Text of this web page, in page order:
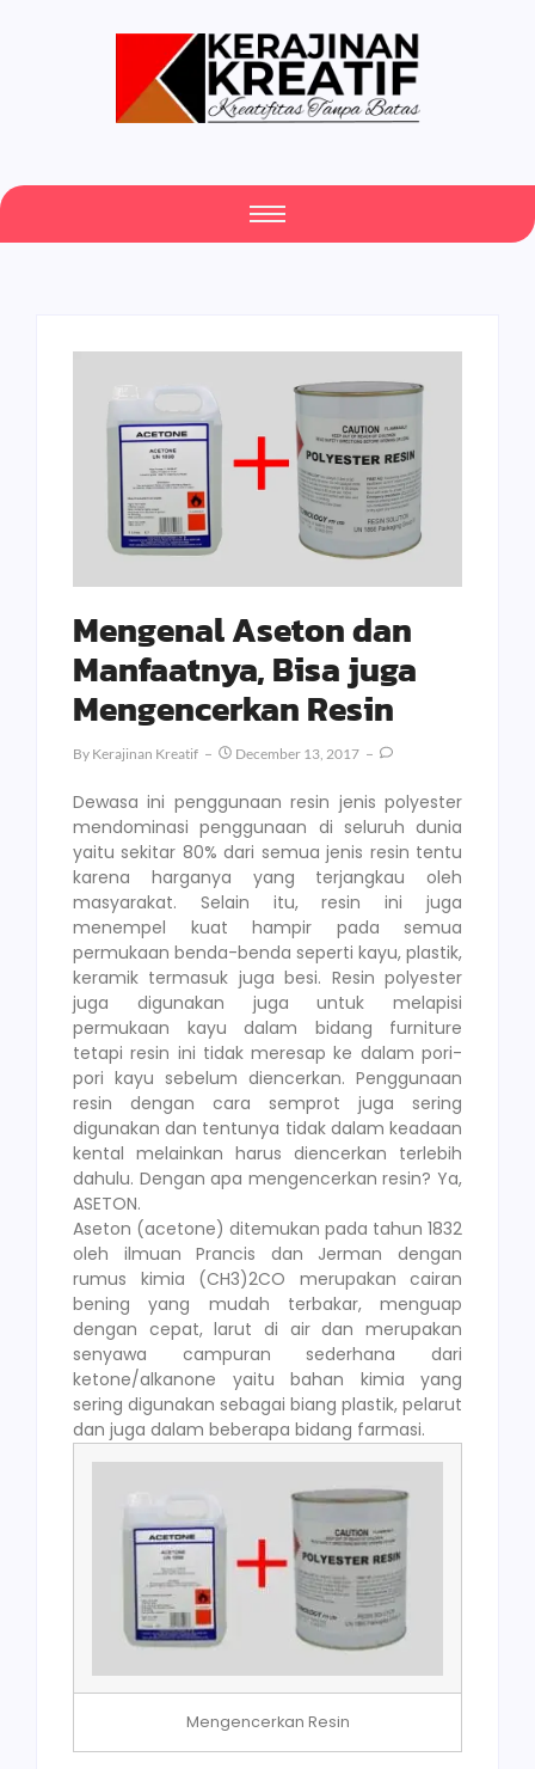
Mengenal Aseton dan
Manfaatnya, Bisa juga
Mengencerkan Resin
By Kerajinan Kreatif December 13, 2017
Dewasa ini penggunaan resin jenis polyester
mendominasi penggunaan di seluruh dunia
yaitu sekitar 80% dari semua jenis resin tentu
karena harganya yang terjangkau oleh
masyarakat. Selain itu, resin ini juga
menempel kuat hampir pada semua
permukaan benda-benda seperti kayu, plastik,
keramik termasuk juga besi. Resin polyester
juga digunakan juga untuk melapisi
permukaan kayu dalam bidang furniture
tetapi resin ini tidak meresap ke dalam pori-
pori kayu sebelum diencerkan. Penggunaan
resin dengan cara semprot juga sering
digunakan dan tentunya tidak dalam keadaan
kental melainkan harus diencerkan terlebih
dahulu. Dengan apa mengencerkan resin? Ya,
ASETON.
Aseton (acetone) ditemukan pada tahun 1832
oleh ilmuan Prancis dan Jerman dengan
rumus kimia (CH3)2CO merupakan cairan
bening yang mudah terbakar, menguap
dengan cepat, larut di air dan merupakan
senyawa campuran sederhana dari
ketone/alkanone yaitu bahan kimia yang
sering digunakan sebagai biang plastik, pelarut
dan juga dalam beberapa bidang farmasi.
Mengencerkan Resin